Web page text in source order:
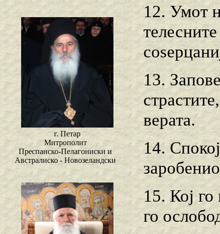
г. Петар
Митрополит
Преспанско-Пелагониски и
Австралиско - Новозеландски
12. Умот
13.
верата.
14.
15. Кој
го